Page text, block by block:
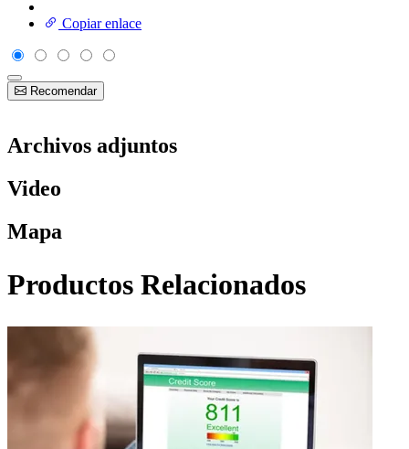
Copiar enlace
Recomendar
Archivos adjuntos
Video
Mapa
Productos Relacionados